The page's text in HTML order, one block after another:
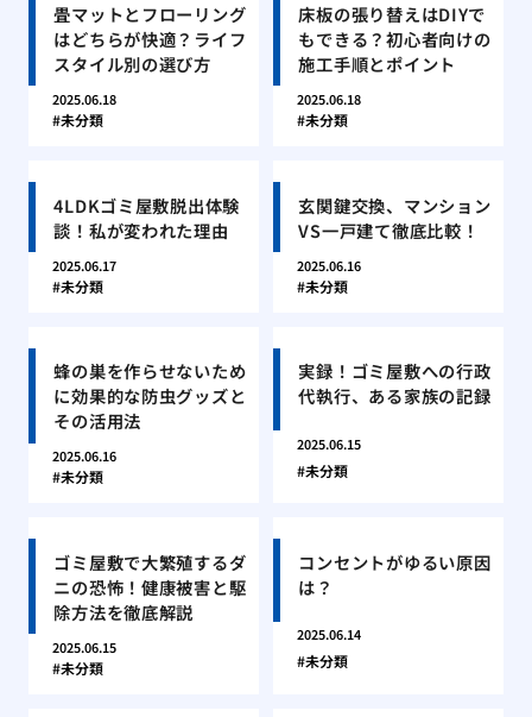
畳マットとフローリング
はどちらが快適？ライフ
スタイル別の選び方
2025.06.18
未分類
床板の張り替えはDIYで
もできる？初心者向けの
施工手順とポイント
2025.06.18
未分類
4LDKゴミ屋敷脱出体験
談！私が変われた理由
2025.06.17
未分類
玄関鍵交換、マンション
VS一戸建て徹底比較！
2025.06.16
未分類
蜂の巣を作らせないため
に効果的な防虫グッズと
その活用法
2025.06.16
未分類
実録！ゴミ屋敷への行政
代執行、ある家族の記録
2025.06.15
未分類
ゴミ屋敷で大繁殖するダ
ニの恐怖！健康被害と駆
除方法を徹底解説
2025.06.15
未分類
コンセントがゆるい原因
は？
2025.06.14
未分類